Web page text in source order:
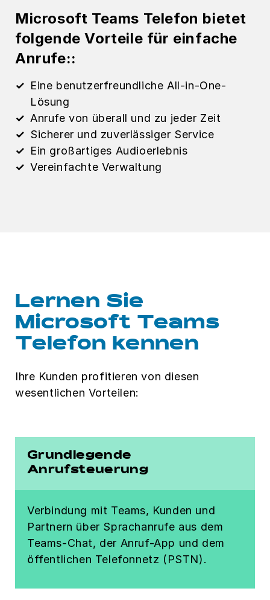
Microsoft Teams Telefon bietet
folgende Vorteile für einfache
Anrufe::
Eine benutzerfreundliche All-in-One-
Lösung
Anrufe von überall und zu jeder Zeit
Sicherer und zuverlässiger Service
Ein großartiges Audioerlebnis
Vereinfachte Verwaltung
Lernen Sie
Microsoft Teams
Telefon kennen
Ihre Kunden profitieren von diesen
wesentlichen Vorteilen:
Grundlegende
Anrufsteuerung
Verbindung mit Teams, Kunden und
Partnern über Sprachanrufe aus dem
Teams-Chat, der Anruf-App und dem
öffentlichen Telefonnetz (PSTN).